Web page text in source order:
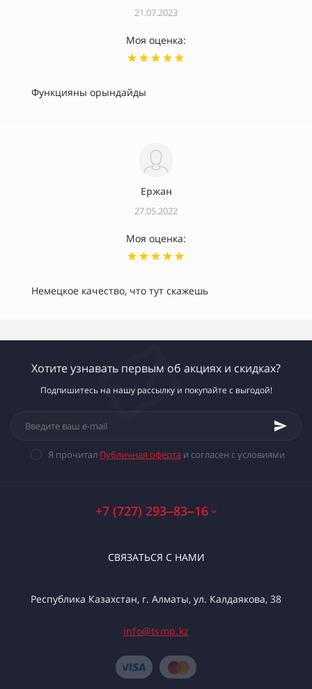
21.07.2023
Моя оценка:
Функцияны орындайды
Ержан
27.05.2022
Моя оценка:
Немецкое качество, что тут скажешь
Хотите узнавать первым об акциях и скидках?
Подпишитесь на нашу рассылку и покупайте с выгодой!
Я прочитал Публичная оферта и согласен с условиями
+7 (727) 293‒83‒16
СВЯЗАТЬСЯ С НАМИ
Республика Казахстан, г. Алматы, ул. Калдаякова, 38
info@tsmp.kz